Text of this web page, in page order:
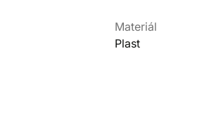
Materiál
Plast